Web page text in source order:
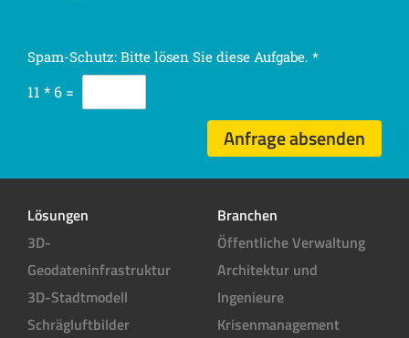
e
e
e
r
e
i
n
v
n
n
i
s
*
Spam-Schutz: Bitte lösen Sie diese Aufgabe. *
11 * 6 =
Anfrage absenden
Lösungen
3D-
Geodateninfrastruktur
3D-Stadtmodell
Schrägluftbilder
Branchen
Öffentliche Verwaltung
Architektur und
Ingenieure
Krisenmanagement